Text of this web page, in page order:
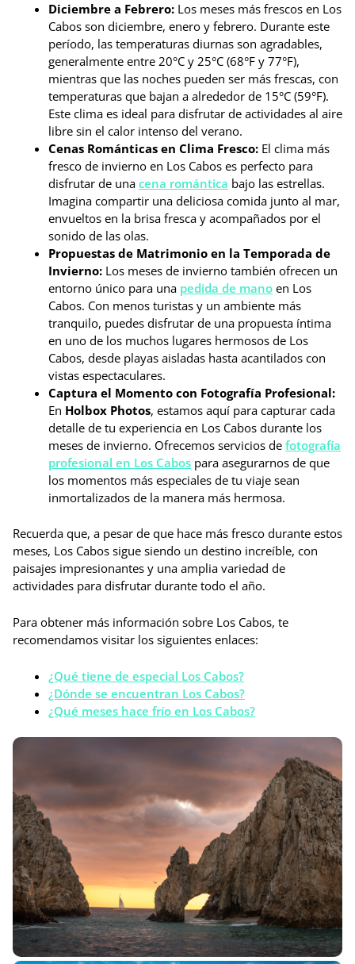
Diciembre a Febrero: Los meses más frescos en Los
Cabos son diciembre, enero y febrero. Durante este
período, las temperaturas diurnas son agradables,
generalmente entre 20°C y 25°C (68°F y 77°F),
mientras que las noches pueden ser más frescas, con
temperaturas que bajan a alrededor de 15°C (59°F).
Este clima es ideal para disfrutar de actividades al aire
libre sin el calor intenso del verano.
Cenas Románticas en Clima Fresco: El clima más
fresco de invierno en Los Cabos es perfecto para
disfrutar de una cena romántica bajo las estrellas.
Imagina compartir una deliciosa comida junto al mar,
envueltos en la brisa fresca y acompañados por el
sonido de las olas.
Propuestas de Matrimonio en la Temporada de
Invierno: Los meses de invierno también ofrecen un
entorno único para una pedida de mano en Los
Cabos. Con menos turistas y un ambiente más
tranquilo, puedes disfrutar de una propuesta íntima
en uno de los muchos lugares hermosos de Los
Cabos, desde playas aisladas hasta acantilados con
vistas espectaculares.
Captura el Momento con Fotografía Profesional:
En Holbox Photos, estamos aquí para capturar cada
detalle de tu experiencia en Los Cabos durante los
meses de invierno. Ofrecemos servicios de fotografía
profesional en Los Cabos para asegurarnos de que
los momentos más especiales de tu viaje sean
inmortalizados de la manera más hermosa.
Recuerda que, a pesar de que hace más fresco durante estos
meses, Los Cabos sigue siendo un destino increíble, con
paisajes impresionantes y una amplia variedad de
actividades para disfrutar durante todo el año.
Para obtener más información sobre Los Cabos, te
recomendamos visitar los siguientes enlaces:
¿Qué tiene de especial Los Cabos?
¿Dónde se encuentran Los Cabos?
¿Qué meses hace frío en Los Cabos?